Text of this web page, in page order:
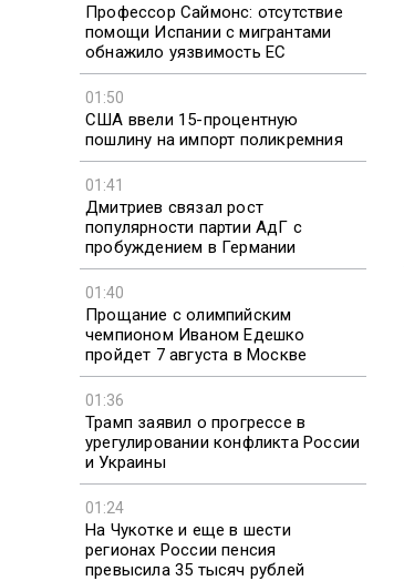
Профессор Саймонс: отсутствие
помощи Испании с мигрантами
обнажило уязвимость ЕС
01:50
США ввели 15-процентную
пошлину на импорт поликремния
01:41
Дмитриев связал рост
популярности партии АдГ с
пробуждением в Германии
01:40
Прощание с олимпийским
чемпионом Иваном Едешко
пройдет 7 августа в Москве
01:36
Трамп заявил о прогрессе в
урегулировании конфликта России
и Украины
01:24
На Чукотке и еще в шести
регионах России пенсия
превысила 35 тысяч рублей